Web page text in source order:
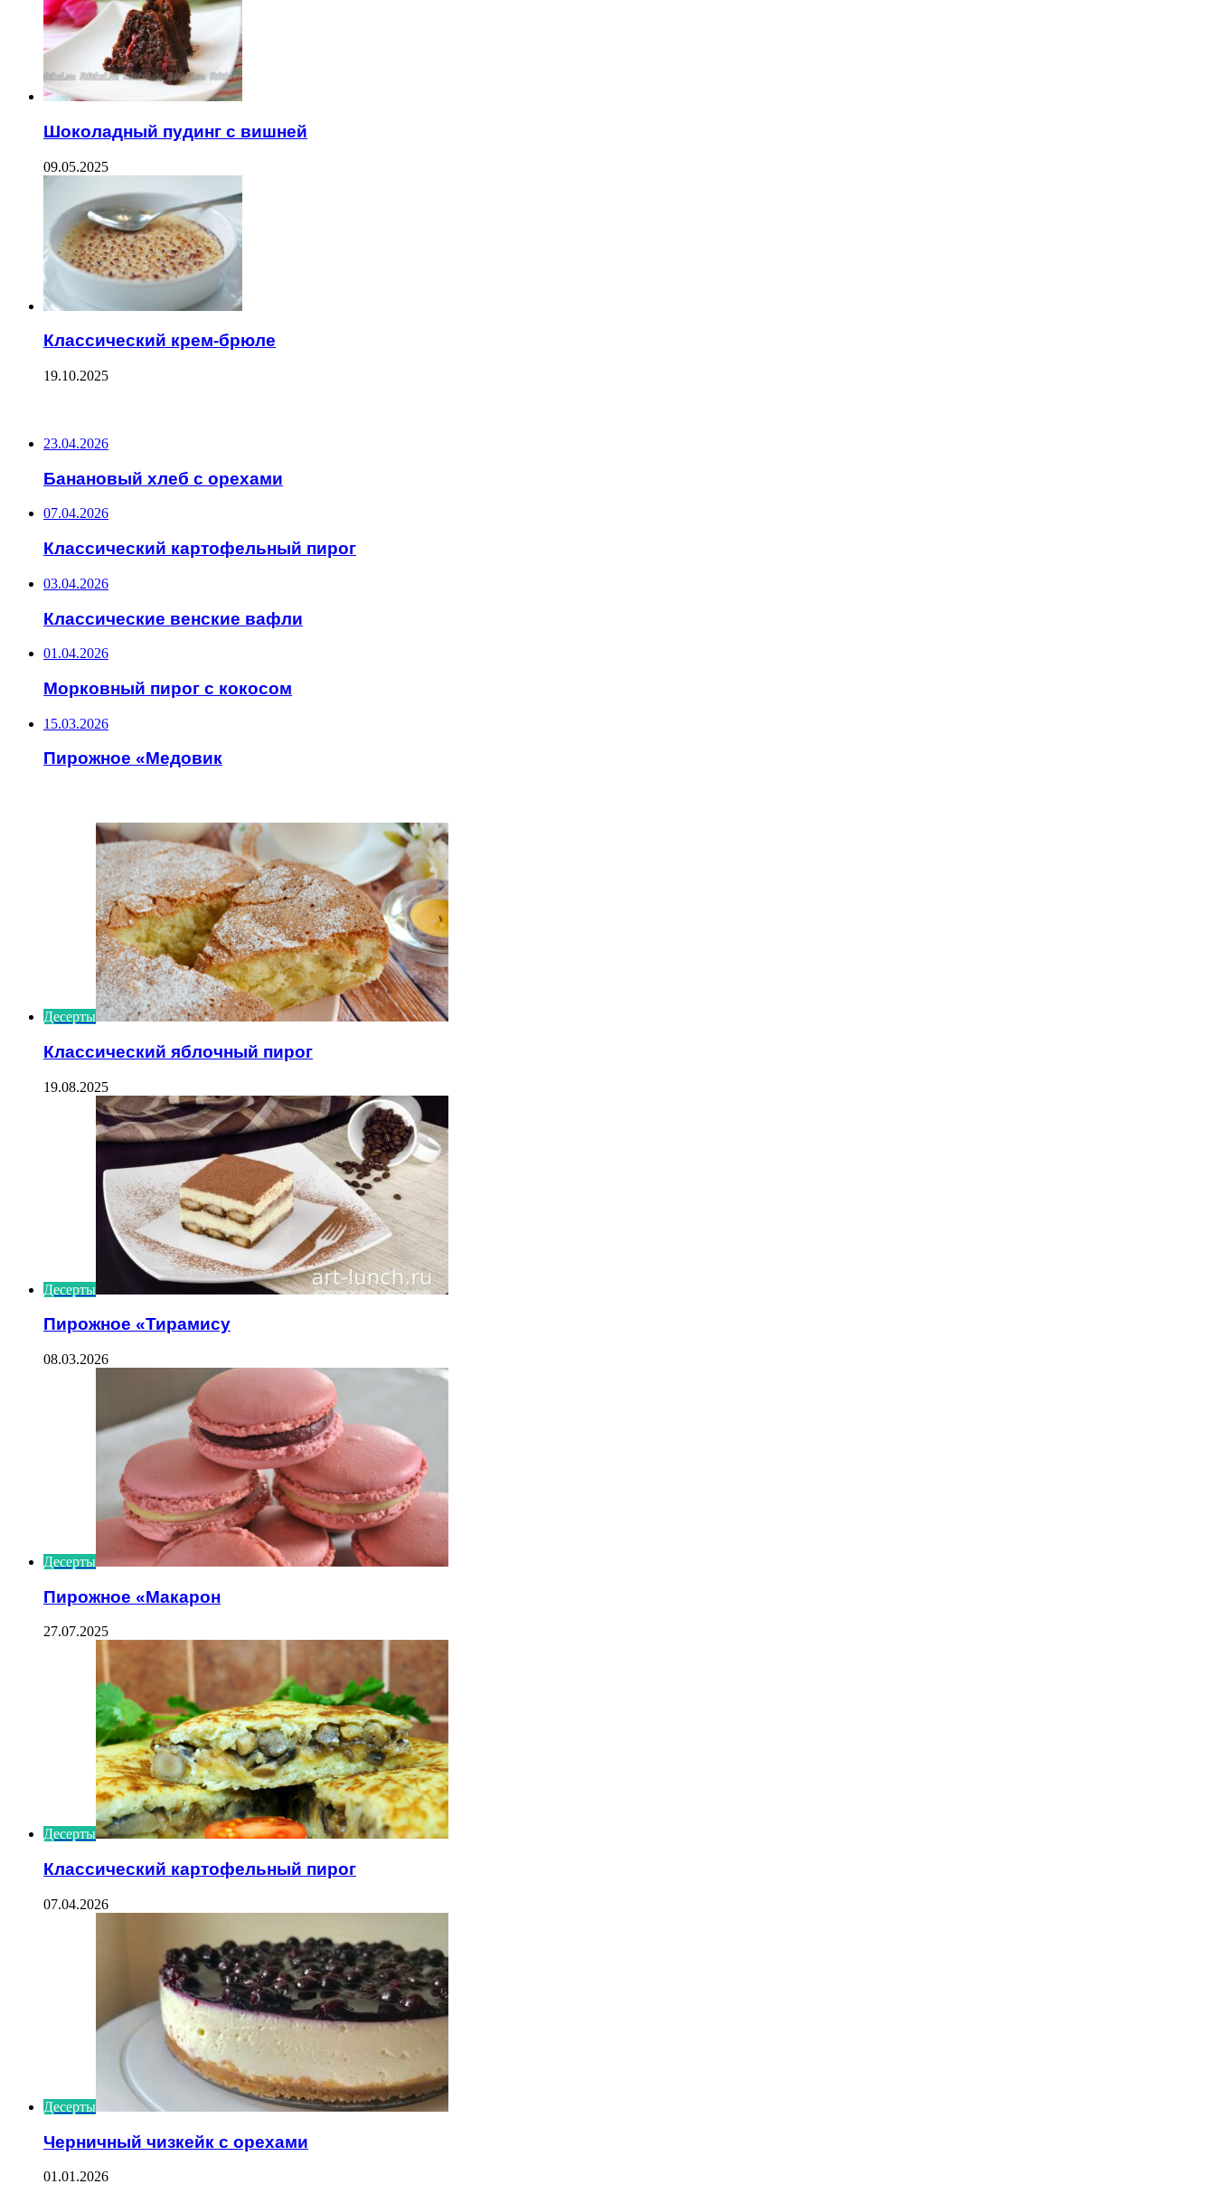
Шоколадный пудинг с вишней
09.05.2025
Классический крем-брюле
19.10.2025
23.04.2026
Банановый хлеб с орехами
07.04.2026
Классический картофельный пирог
03.04.2026
Классические венские вафли
01.04.2026
Морковный пирог с кокосом
15.03.2026
Пирожное «Медовик
Десерты
Классический яблочный пирог
19.08.2025
Десерты
Пирожное «Тирамису
08.03.2026
Десерты
Пирожное «Макарон
27.07.2025
Десерты
Классический картофельный пирог
07.04.2026
Десерты
Черничный чизкейк с орехами
01.01.2026